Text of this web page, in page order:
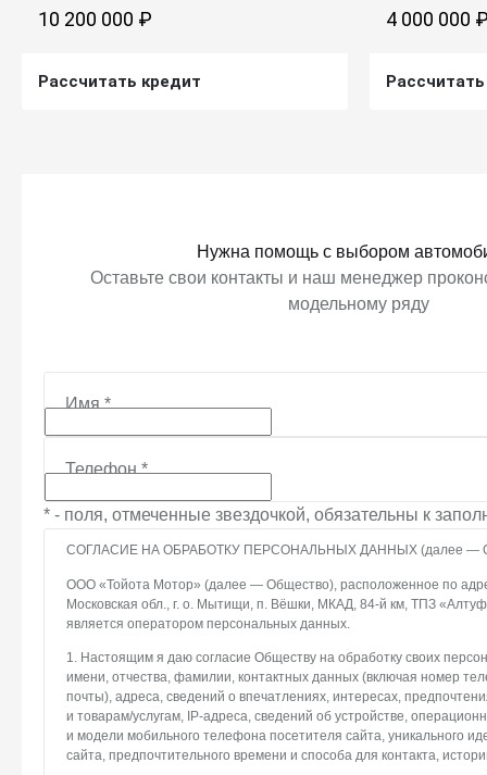
10 200 000 ₽
Рассчитать кредит
4 000 000
Нужна помощь с выбором
Оставьте свои контакты и наш менеджер
модельному ряду
Имя*
Телефон*
* - поля, отмеченные звездочкой, обязательны к
СОГЛАСИЕ НА ОБРАБОТКУ ПЕРСОНАЛЬНЫХ ДАННЫХ (далее —
ООО «Тойота Мотор» (далее — Общество), расположенное по
Московская обл., г. о. Мытищи, п. Вёшки, МКАД, 84-й км, ТПЗ
является оператором персональных данных.
1. Настоящим я даю согласие Обществу на обработку своих
имени, отчества, фамилии, контактных данных (включая номер
почты), адреса, сведений о впечатлениях, интересах,
и товарам/услугам, IP-адреса, сведений об устройстве,
и модели мобильного телефона посетителя сайта, уникального
сайта, предпочтительного времени и способа для контакта,